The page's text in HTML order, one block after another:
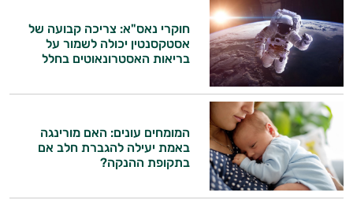
חוקרי נאס"א: צריכה קבועה של
אסטקסנטין יכולה לשמור על
בריאות האסטרונאוטים בחלל
המומחים עונים: האם מורינגה
באמת יעילה להגברת חלב אם
בתקופת ההנקה?